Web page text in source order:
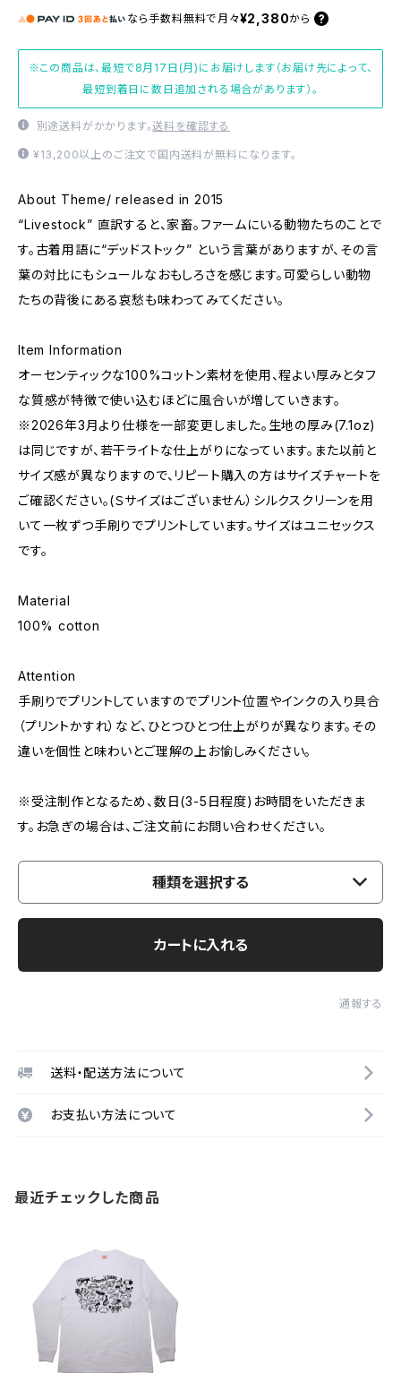
なら 手数料無料で 月々¥2,380から
※この商品は、最短で8月17日(月)にお届けします（お届け先によって、
最短到着日に数日追加される場合があります）。
別途送料がかかります。送料を確認する
¥13,200以上のご注文で国内送料が無料になります。
About Theme/ released in 2015
“Livestock” 直訳すると、家畜。ファームにいる動物たちのことで
す。古着用語に“デッドストック” という言葉がありますが、その言
葉の対比にもシュールなおもしろさを感じます。可愛らしい動物
たちの背後にある哀愁も味わってみてください。
Item Information
オーセンティックな100%コットン素材を使用、程よい厚みとタフ
な質感が特徴で使い込むほどに風合いが増していきます。
※2026年3月より仕様を一部変更しました。生地の厚み(7.1oz)
は同じですが、若干ライトな仕上がりになっています。また以前と
サイズ感が異なりますので、リピート購入の方はサイズチャートを
ご確認ください。(Ｓサイズはございません）シルクスクリーンを用
いて一枚ずつ手刷りでプリントしています。サイズはユニセックス
です。
Material
100% cotton
Attention
手刷りでプリントしていますのでプリント位置やインクの入り具合
（プリントかすれ）など、ひとつひとつ仕上がりが異なります。その
違いを個性と味わいとご理解の上お愉しみください。
※受注制作となるため、数日(3-5日程度)お時間をいただきま
す。お急ぎの場合は、ご注文前にお問い合わせください。
種類を選択する
カートに入れる
通報する
送料・配送方法について
お支払い方法について
最近チェックした商品